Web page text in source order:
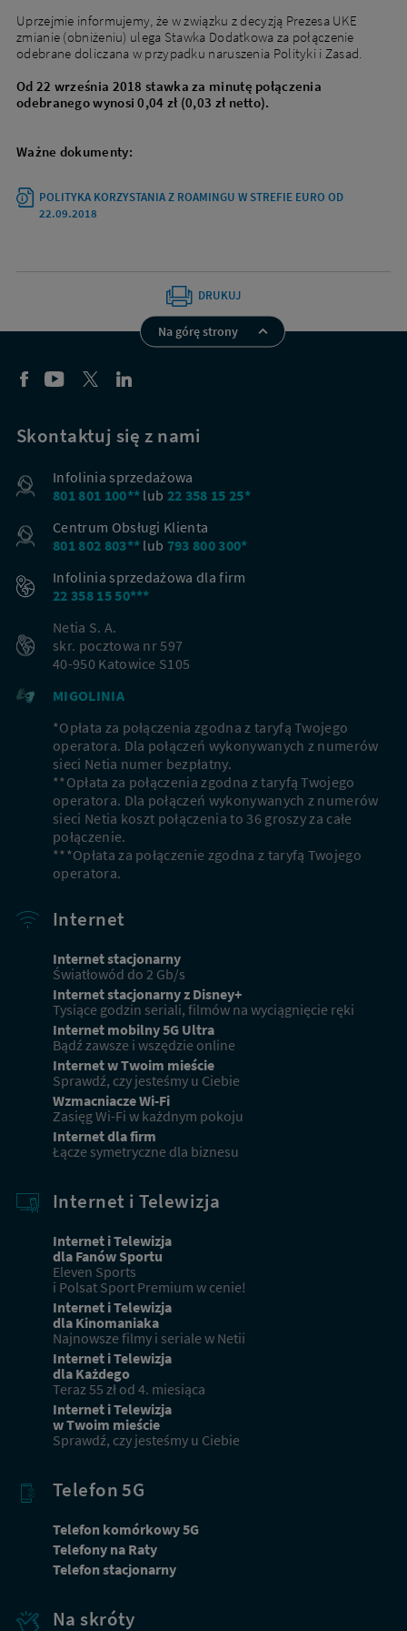
Uprzejmie informujemy, że w związku z decyzją Prezesa UKE
zmianie (obniżeniu) ulega Stawka Dodatkowa za połączenie
odebrane doliczana w przypadku naruszenia Polityki i Zasad.
Od 22 września 2018 stawka za minutę połączenia
odebranego wynosi 0,04 zł (0,03 zł netto).
Ważne dokumenty:
POLITYKA KORZYSTANIA Z ROAMINGU W STREFIE EURO OD
22.09.2018
OTWIERA
SIĘ
DRUKUJ
Na górę strony
Skontaktuj się z nami
Infolinia sprzedażowa
801 801 100** lub 22 358 15 25*
Centrum Obsługi Klienta
801 802 803** lub 793 800 300*
Infolinia sprzedażowa dla firm
22 358 15 50***
Netia S. A.
skr. pocztowa nr 597
40-950 Katowice S105
MIGOLINIA
*Opłata za połączenia zgodna z taryfą Twojego
operatora. Dla połączeń wykonywanych z numerów
sieci Netia numer bezpłatny.
**Opłata za połączenia zgodna z taryfą Twojego
operatora. Dla połączeń wykonywanych z numerów
sieci Netia koszt połączenia to 36 groszy za całe
połączenie.
***Opłata za połączenie zgodna z taryfą Twojego
operatora.
Internet
Internet stacjonarny
Światłowód do 2 Gb/s
Internet stacjonarny z Disney+
Tysiące godzin seriali, filmów na wyciągnięcie ręki
Internet mobilny 5G Ultra
Bądź zawsze i wszędzie online
Internet w Twoim mieście
Sprawdź, czy jesteśmy u Ciebie
Wzmacniacze Wi-Fi
Zasięg Wi-Fi w każdnym pokoju
Internet dla firm
Łącze symetryczne dla biznesu
Internet i Telewizja
Internet i Telewizja
dla Fanów Sportu
Eleven Sports
i Polsat Sport Premium w cenie!
Internet i Telewizja
dla Kinomaniaka
Najnowsze filmy i seriale w Netii
Internet i Telewizja
dla Każdego
Teraz 55 zł od 4. miesiąca
Internet i Telewizja
w Twoim mieście
Sprawdź, czy jesteśmy u Ciebie
Telefon 5G
Telefon komórkowy 5G
Telefony na Raty
Telefon stacjonarny
Na skróty